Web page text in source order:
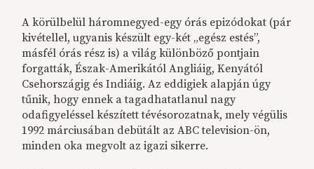
A körülbelül háromnegyed-egy órás epizódokat (pár
kivétellel, ugyanis készült egy-két „egész estés”,
másfél órás rész is) a világ különböző pontjain
forgatták, Észak-Amerikától Angliáig, Kenyától
Csehországig és Indiáig. Az eddigiek alapján úgy
tűnik, hogy ennek a tagadhatatlanul nagy
odafigyeléssel készített tévésorozatnak, mely végülis
1992 márciusában debütált az ABC television-ön,
minden oka megvolt az igazi sikerre.